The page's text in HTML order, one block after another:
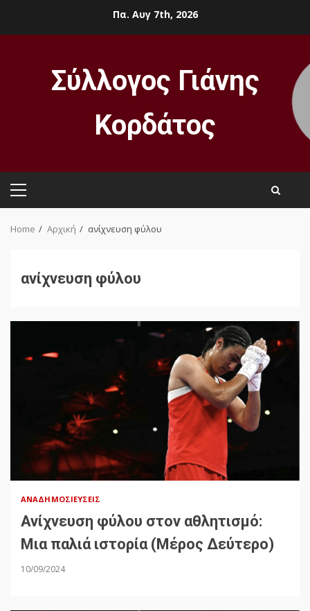
Πα. Αυγ 7th, 2026
Σύλλογος Γιάνης
Κορδάτος
Primary
Home Αρχική ανίχνευση φύλου
ανίχνευση φύλου
ΑΝΑΔΗΜΟΣΙΕΎΣΕΙΣ
Ανίχνευση φύλου στον αθλητισμό:
Μια παλιά ιστορία (Μέρος Δεύτερο)
10/09/2024